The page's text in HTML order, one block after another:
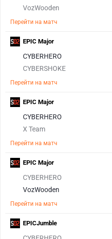
VozWooden
Перейти на матч
CYBERHERO
CYBERSHOKE
Перейти на матч
EPIC Major
CYBERHERO
X Team
Перейти на матч
EPIC Major
CYBERHERO
VozWooden
Перейти на матч
EPIC Major
EPICJumble